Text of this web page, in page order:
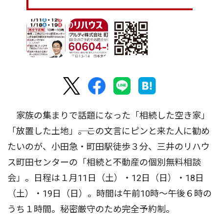
家族の集まりで話題になった「相続した空き家」
「放置した土地」――。この文言にピンと来た人に勧め
たいのが、小田急・町田駅徒歩３分、三井のリハウ
ス町田センターの「相続と不動産の個別無料相談
会」。日程は１月11日（土）・12日（日）・18日
（土）・19日（日）。時間は午前10時〜午後６時の
うち１時間。秘密厳守のため完全予約制。